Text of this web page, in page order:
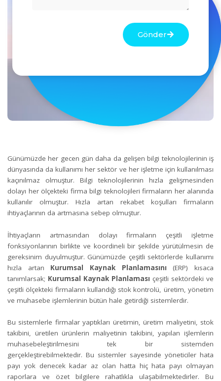
Günümüzde her gecen gün daha da gelişen bilgi teknolojilerinin iş
dünyasında da kullanımı her sektör ve her işletme için kullanılması
kaçınılmaz olmuştur. Bilgi teknolojilerinin hızla gelişmesinden
dolayı her ölçekteki firma bilgi teknolojileri firmaların her alanında
kullanılır olmuştur. Hızla artan rekabet koşulları firmaların
ihtiyaçlarının da artmasına sebep olmuştur.
İhtiyaçların artmasından dolayı firmaların çeşitli işletme
fonksiyonlarının birlikte ve koordineli bir şekilde yürütülmesin de
gereksinim duyulmuştur. Günümüzde çeşitli sektörlerde kullanımı
hızla artan Kurumsal Kaynak Planlamasını (ERP) kısaca
tanımlarsak; Kurumsal Kaynak Planlaması çeşitli sektördeki ve
çeşitli ölçekteki firmaların kullandığı stok kontrolü, üretim, yönetim
ve muhasebe işlemlerinin bütün hale getirdiği sistemlerdir.
Bu sistemlerle firmalar yaptıkları üretimin, üretim maliyetini, stok
takibini, üretilen ürünlerin maliyetinin takibini, yapılan işlemlerin
muhasebeleştirilmesini tek bir sistemden
gerçekleştirebilmektedir. Bu sistemler sayesinde yöneticiler hata
payı yok denecek kadar az olan hatta hiç hata payı olmayan
raporlara ve özet bilgilere rahatlıkla ulaşabilmektedirler. Bu
Gönder